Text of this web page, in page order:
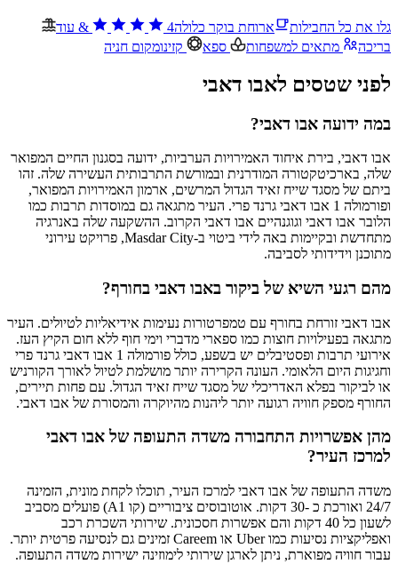
גלו את כל החבילות ארוחת בוקר כלולה4
& עוד
בריכה
מתאים למשפחות ספא קזינומקום חניה
לפני שטסים לאבו דאבי
במה ידועה אבו דאבי?
אבו דאבי, בירת איחוד האמירויות הערביות, ידועה בסגנון החיים המפואר
שלה, בארכיטקטורה המודרנית ובמורשת התרבותית העשירה שלה. זהו
ביתם של מסגד שייח זאיד הגדול המרשים, ארמון האמירויות המפואר,
ופורמולה 1 אבו דאבי גרנד פרי. העיר מתגאה גם במוסדות תרבות כמו
הלובר אבו דאבי וגוגנהיים אבו דאבי הקרוב. ההשקעה שלה באנרגיה
מתחדשת ובקיימות באה לידי ביטוי ב-Masdar City, פרויקט עירוני
מתוכנן וידידותי לסביבה.
מהם רגעי השיא של ביקור באבו דאבי בחורף?
אבו דאבי זורחת בחורף עם טמפרטורות נעימות אידיאליות לטיולים. העיר
מתגאה בפעילויות חוצות כמו ספארי מדברי וימי חוף ללא חום הקיץ העז.
אירועי תרבות ופסטיבלים יש בשפע, כולל פורמולה 1 אבו דאבי גרנד פרי
וחגיגות היום הלאומי. העונה הקרירה יותר מושלמת לטיול לאורך הקורניש
או לביקור בפלא האדריכלי של מסגד שייח זאיד הגדול. עם פחות תיירים,
החורף מספק חוויה רגועה יותר ליהנות מהיוקרה והמסורת של אבו דאבי.
מהן אפשרויות התחבורה משדה התעופה של אבו דאבי
למרכז העיר?
משדה התעופה של אבו דאבי למרכז העיר, תוכלו לקחת מונית, הזמינה
24/7 ואורכת כ -30 דקות. אוטובוסים ציבוריים (קו A1) פועלים מסביב
לשעון כל 40 דקות והם אפשרות חסכונית. שירותי השכרת רכב
ואפליקציות נסיעות כמו Uber או Careem זמינים גם לנסיעה פרטית יותר.
עבור חוויה מפוארת, ניתן לארגן שירותי לימוזינה ישירות משדה התעופה.